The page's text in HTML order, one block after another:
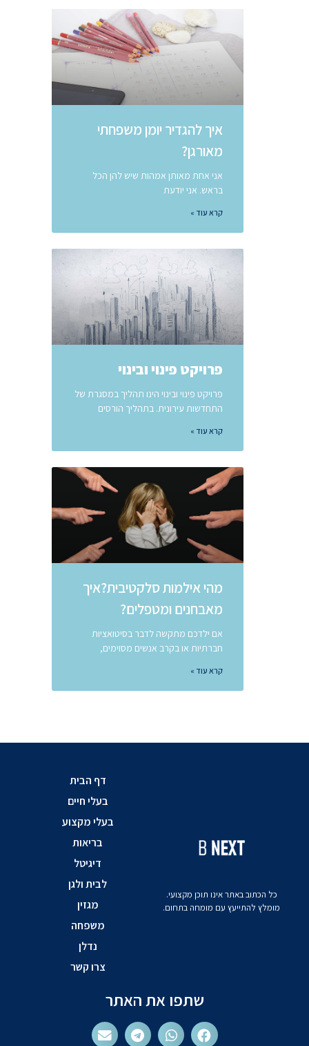
איך להגדיר יומן משפחתי
מאורגן?
אני אחת מאותן אמהות שיש להן הכל
בראש. אני יודעת
קרא עוד »
פרויקט פינוי ובינוי
פרויקט פינוי ובינוי הינו תהליך במסגרת של
התחדשות עירונית. בתהליך הורסים
קרא עוד »
מהי אילמות סלקטיבית?איך
מאבחנים ומטפלים?
אם ילדכם מתקשה לדבר בסיטואציות
חברתיות או בקרב אנשים מסוימים,
קרא עוד »
כל הכתוב באתר אינו תוכן מקצועי.
מומלץ להתייעץ עם מומחה בתחום.
דף הבית
בעלי חיים
בעלי מקצוע
בריאות
דיגיטל
לבית ולגן
מגזין
משפחה
נדלן
צרו קשר
שתפו את האתר